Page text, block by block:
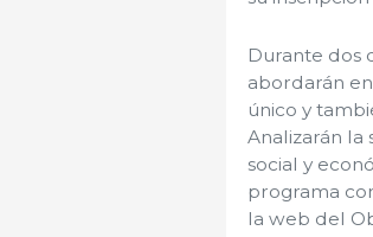
Durante dos
abordarán
único y
Analizarán la
social y
programa
la web del